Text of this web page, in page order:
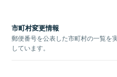
市町村変更情報
郵便番号を公表した市町村の一覧を
しています。